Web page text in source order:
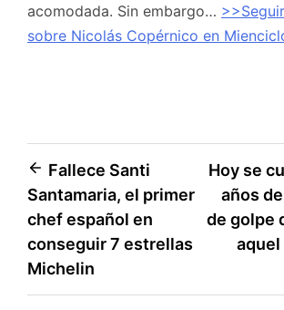
acomodada. Sin embargo…
sobre Nicolás Copérnico en
Navegación
de
entradas
Fallece Santi
Santamaria, el primer
chef español en
conseguir 7 estrellas
Michelin
Hoy se
años
de golpe
aquel